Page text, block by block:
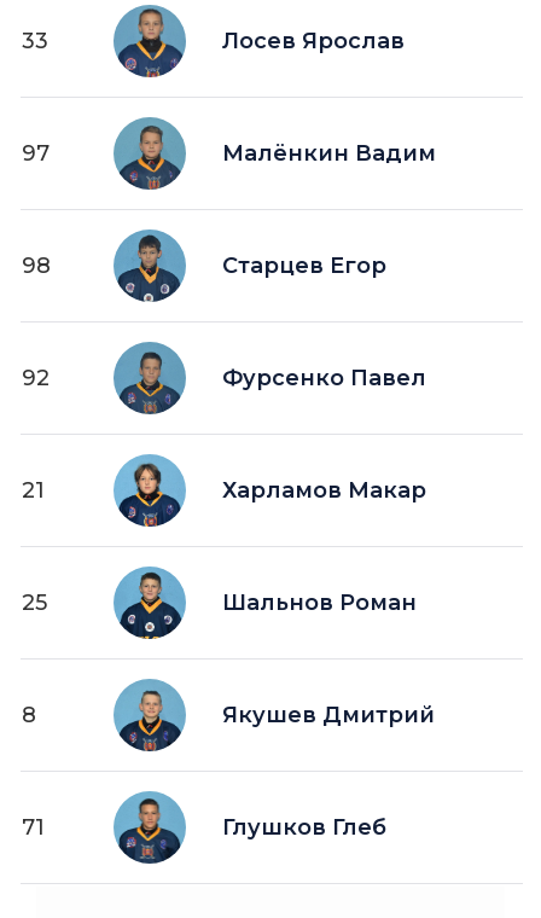
33 Лосев Ярослав
97 Малёнкин Вадим
98 Старцев Егор
92 Фурсенко Павел
21 Харламов Макар
25 Шальнов Роман
8 Якушев Дмитрий
71 Глушков Глеб